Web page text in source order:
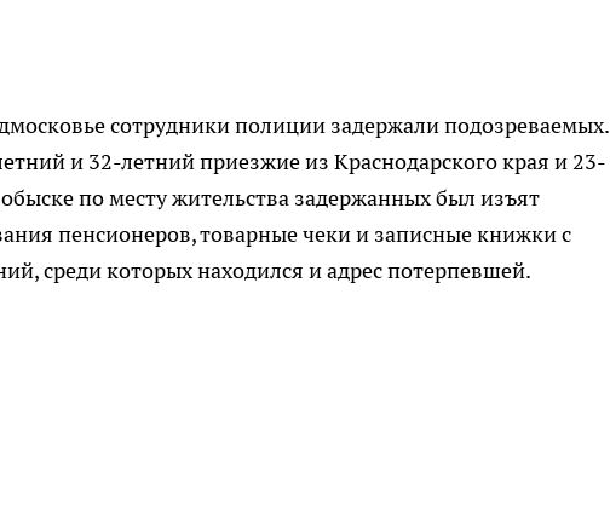
сотрудники полиции задержали подозреваемых.
и 32-летний приезжие из Краснодарского края и 23-
по месту жительства задержанных был изъят
пенсионеров, товарные чеки и записные книжки с
среди которых находился и адрес потерпевшей.